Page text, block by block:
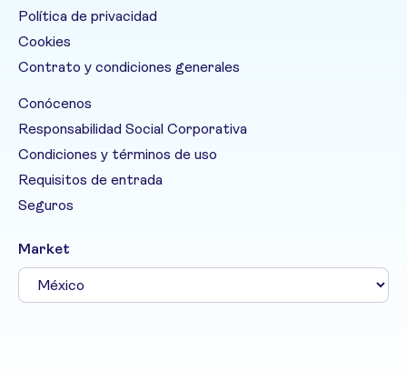
Política de privacidad
Cookies
Contrato y condiciones generales
Conócenos
Responsabilidad Social Corporativa
Condiciones y términos de uso
Requisitos de entrada
Seguros
Market